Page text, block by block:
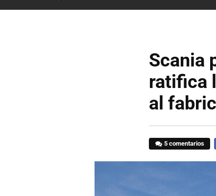
Scania
ratifica
al
5 comentarios